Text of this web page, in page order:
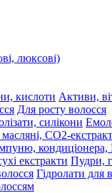
люксові)
Активи,
Для росту волосся
Пудри,
Гідролати для